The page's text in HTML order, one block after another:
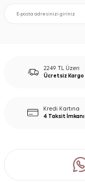
2249 TL Üzeri
Ücretsiz Kargo
Kredi Kartına
4 Taksit İmkanı